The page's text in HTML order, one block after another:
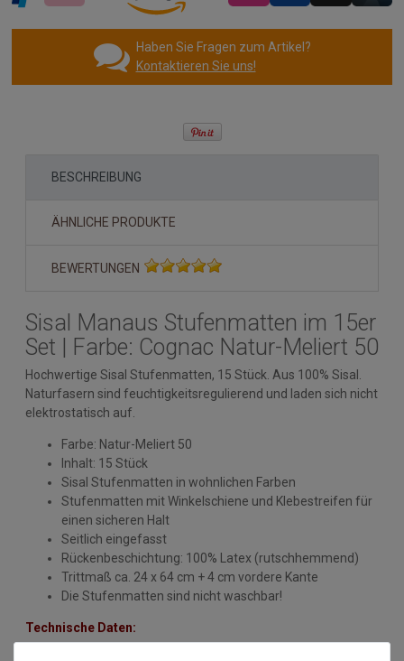
Haben Sie Fragen zum Artikel?
Kontaktieren Sie uns!
BESCHREIBUNG
ÄHNLICHE PRODUKTE
BEWERTUNGEN
Sisal Manaus Stufenmatten im 15er
Set | Farbe: Cognac Natur-Meliert 50
Hochwertige Sisal Stufenmatten, 15 Stück. Aus 100% Sisal.
Naturfasern sind feuchtigkeitsregulierend und laden sich nicht
elektrostatisch auf.
Farbe: Natur-Meliert 50
Inhalt: 15 Stück
Sisal Stufenmatten in wohnlichen Farben
Stufenmatten mit Winkelschiene und Klebestreifen für
einen sicheren Halt
Seitlich eingefasst
Rückenbeschichtung: 100% Latex (rutschhemmend)
Trittmaß ca. 24 x 64 cm + 4 cm vordere Kante
Die Stufenmatten sind nicht waschbar!
Technische Daten: